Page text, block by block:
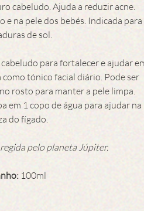
cabeludo. Ajuda a reduzir acne.
e na pele dos bebés. Indicada para
de sol.
para fortalecer e ajudar
como tónico facial diário. Pode ser
rosto para manter a pele limpa.
em 1 copo de água para ajudar na
do fígado.
pelo planeta Júpiter.
100ml